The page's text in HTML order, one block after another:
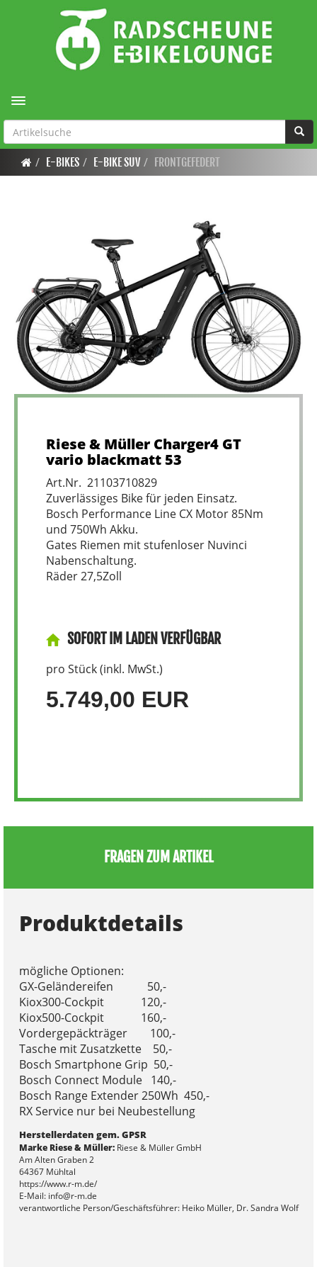
Toggle navigation
E-BIKES E-BIKE SUV FRONTGEFEDERT
Riese & Müller Charger4 GT
vario blackmatt 53
Art.Nr. 21103710829
Zuverlässiges Bike für jeden Einsatz.
Bosch Performance Line CX Motor 85Nm
und 750Wh Akku.
Gates Riemen mit stufenloser Nuvinci
Nabenschaltung.
Räder 27,5Zoll
SOFORT IM LADEN VERFÜGBAR
pro Stück (inkl. MwSt.)
5.749,00 EUR
FRAGEN ZUM ARTIKEL
Produktdetails
mögliche Optionen:
GX-Geländereifen 50,-
Kiox300-Cockpit 120,-
Kiox500-Cockpit 160,-
Vordergepäckträger 100,-
Tasche mit Zusatzkette 50,-
Bosch Smartphone Grip 50,-
Bosch Connect Module 140,-
Bosch Range Extender 250Wh 450,-
RX Service nur bei Neubestellung
Herstellerdaten gem. GPSR
Marke Riese & Müller:Riese & Müller GmbH
Am Alten Graben 2
64367 Mühltal
https://www.r-m.de/
E-Mail: info@r-m.de
verantwortliche Person/Geschäftsführer: Heiko Müller, Dr. Sandra Wolf